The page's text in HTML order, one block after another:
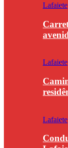
Lafaiete
Lafaiete
Lafaiete